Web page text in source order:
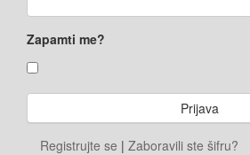
Zapamti me?
Registrujte se | Zaboravili ste šifru?